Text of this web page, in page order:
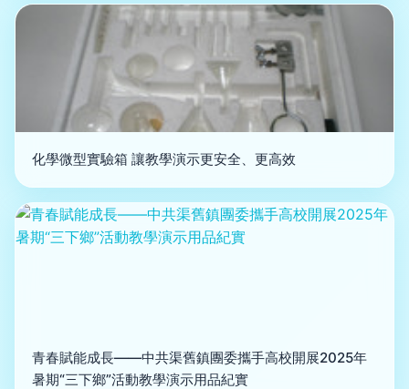
化學微型實驗箱 讓教學演示更安全、更高效
青春賦能成長——中共渠舊鎮團委攜手高校開展2025年
暑期“三下鄉”活動教學演示用品紀實